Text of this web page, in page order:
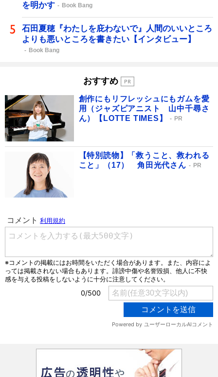
を明かす
Book Bang
石田夏穂『わたしを庇わないで』人間のいいところ
よりも悪いところを書きたい【インタビュー】
Book Bang
おすすめ
創作にもリフレッシュにもガムを愛
用（ジャズピアニスト 山中千尋さ
ん）【LOTTE TIMES】
PR
【特別読物】「救うこと、救われる
こと」（17） 角田光代さん
PR